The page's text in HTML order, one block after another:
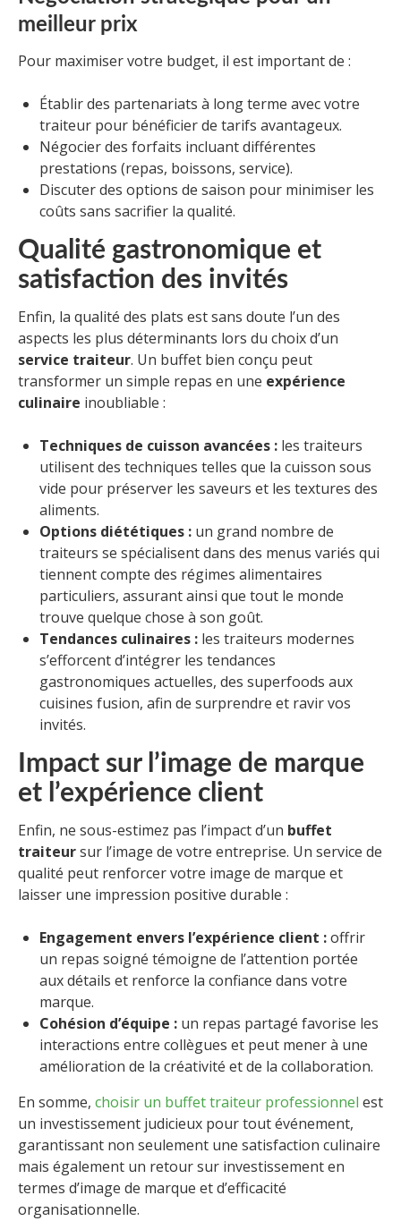
meilleur prix
Pour maximiser votre budget, il est important de :
Établir des partenariats à long terme avec votre
traiteur pour bénéficier de tarifs avantageux.
Négocier des forfaits incluant différentes
prestations (repas, boissons, service).
Discuter des options de saison pour minimiser les
coûts sans sacrifier la qualité.
Qualité gastronomique et
satisfaction des invités
Enfin, la qualité des plats est sans doute l’un des
aspects les plus déterminants lors du choix d’un
service traiteur. Un buffet bien conçu peut
transformer un simple repas en une expérience
culinaire inoubliable :
Techniques de cuisson avancées : les traiteurs
utilisent des techniques telles que la cuisson sous
vide pour préserver les saveurs et les textures des
aliments.
Options diététiques : un grand nombre de
traiteurs se spécialisent dans des menus variés qui
tiennent compte des régimes alimentaires
particuliers, assurant ainsi que tout le monde
trouve quelque chose à son goût.
Tendances culinaires : les traiteurs modernes
s’efforcent d’intégrer les tendances
gastronomiques actuelles, des superfoods aux
cuisines fusion, afin de surprendre et ravir vos
invités.
Impact sur l’image de marque
et l’expérience client
Enfin, ne sous-estimez pas l’impact d’un buffet
traiteursur l’image de votre entreprise. Un service de
qualité peut renforcer votre image de marque et
laisser une impression positive durable :
Engagement envers l’expérience client :offrir
un repas soigné témoigne de l’attention portée
aux détails et renforce la confiance dans votre
marque.
Cohésion d’équipe : un repas partagé favorise les
interactions entre collègues et peut mener à une
amélioration de la créativité et de la collaboration.
En somme, choisir un buffet traiteur professionnel est
un investissement judicieux pour tout événement,
garantissant non seulement une satisfaction culinaire
mais également un retour sur investissement en
termes d’image de marque et d’efficacité
organisationnelle.